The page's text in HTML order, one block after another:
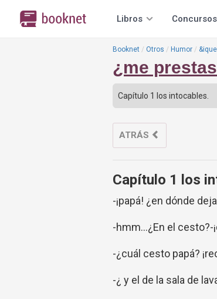
Libros Concursos
Booknet Otros Humor
¿me
ATRÁS
Capítulo 1 los
-¡papá! ¿en dónde
-hmm...¿En el cesto?-
-¿cuál cesto papá?
-¿ y el de la sala de